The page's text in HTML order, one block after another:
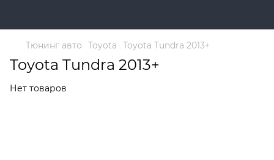
Тюнинг авто Toyota Toyota Tundra 2013+
Toyota Tundra 2013+
Нет товаров